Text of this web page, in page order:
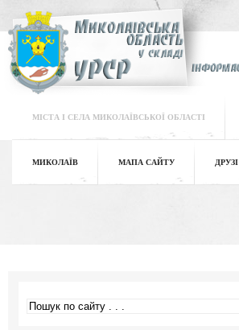
МІСТА І СЕЛА МИКОЛАЇВСЬКОЇ ОБЛАСТІ
МИКОЛАЇВ МАПА САЙТУ ДРУЗІ